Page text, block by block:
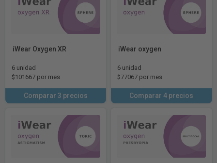
iWear Oxygen XR
6 unidad
$101667 por mes
Comparar 3 precios
iWear oxygen
6 unidad
$77067 por mes
Comparar 4 precios